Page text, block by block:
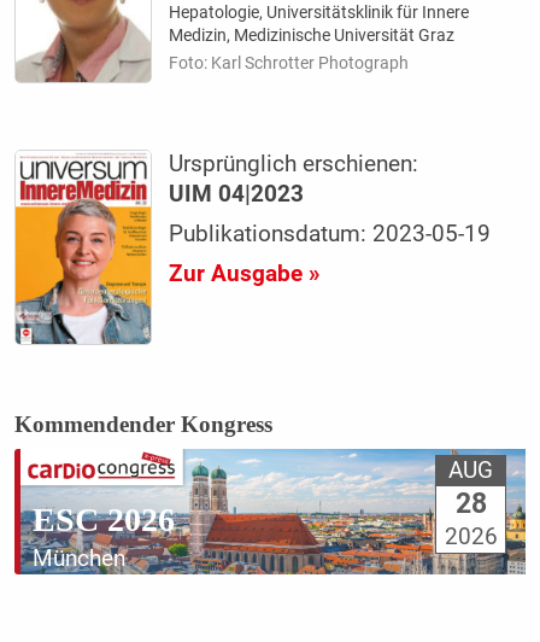
Hepatologie, Universitätsklinik für Innere
Medizin, Medizinische Universität Graz
Foto: Karl Schrotter Photograph
Ursprünglich erschienen:
UIM 04|2023
Publikationsdatum: 2023-05-19
Zur Ausgabe »
Kommendender Kongress
ESC 2026
München
AUG
28
2026